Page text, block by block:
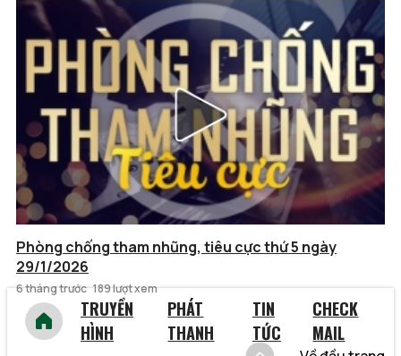
Phòng chống tham nhũng, tiêu cực thứ 5 ngày
29/1/2026
6 tháng trước 189 lượt xem
TRUYỀN
HÌNH
PHÁT
THANH
TIN
TỨC
CHECK
MAIL